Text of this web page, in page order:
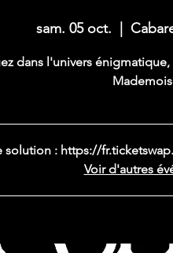
sam. 05 oct.
dans l'univers
solution : https://
Voir d'autres